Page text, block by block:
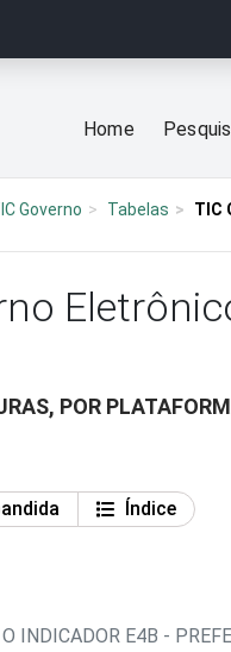
Home
Governo Tabelas TIC
POR
Índice
INDICADOR E4B -